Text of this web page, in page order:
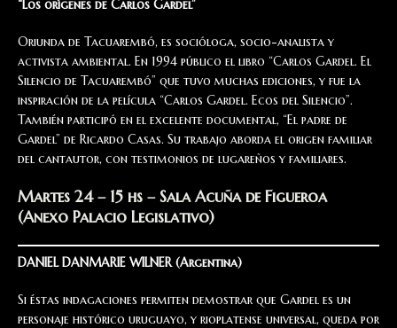
“Los orígenes de Carlos Gardel”
Oriunda de Tacuarembó, es socióloga, socio-analista y
activista ambiental. En 1994 público el libro “Carlos Gardel. El
Silencio de Tacuarembó” que tuvo muchas ediciones, y fue la
inspiración de la película “Carlos Gardel. Ecos del Silencio”.
También participó en el excelente documental, “El padre de
Gardel” de Ricardo Casas. Su trabajo aborda el origen familiar
del cantautor, con testimonios de lugareños y familiares.
Martes 24 – 15 hs – Sala Acuña de Figueroa
(Anexo Palacio Legislativo)
DANIEL DANMARIE WILNER (Argentina)
Si éstas indagaciones permiten demostrar que Gardel es un
personaje histórico uruguayo, y rioplatense universal, queda por